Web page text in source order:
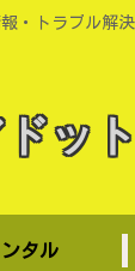
・トラブル解
ッ
ンタル